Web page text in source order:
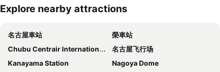
展開地圖
Explore nearby attractions
名古屋車站
榮車站
Chubu Centrair International Airport
名古屋飞行场
Kanayama Station
Nagoya Dome